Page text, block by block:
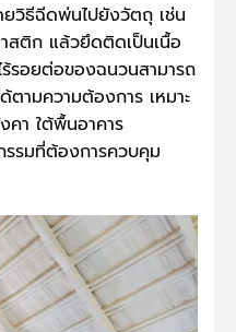
วิธีฉีดพ่นไปยังวัตถุ เช่น
สติก แล้วยึดติดเป็นเนื้อ
รอยต่อของฉนวนสามารถ
ตามความต้องการ เหมาะ
า ใต้พื้นอาคาร
รมที่ต้องการควบคุม